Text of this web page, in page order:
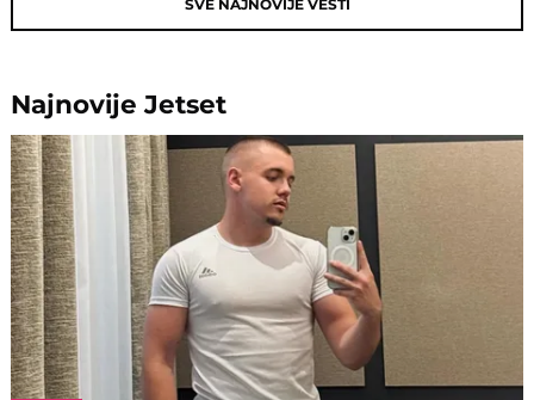
SVE NAJNOVIJE VESTI
NajnovijeJetset